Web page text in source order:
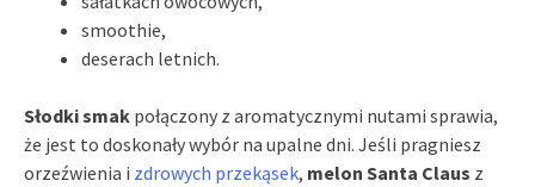
smoothie,
deserach letnich.
Słodki smak połączony z aromatycznymi nutami sprawia,
że jest to doskonały wybór na upalne dni. Jeśli pragniesz
orzeźwienia i zdrowych przekąsek, melon Santa Claus z